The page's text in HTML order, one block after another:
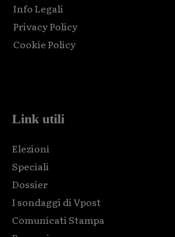
Info Legali
Privacy Policy
Cookie Policy
Link utili
Elezioni
Speciali
Dossier
I sondaggi di Vpost
Comunicati Stampa